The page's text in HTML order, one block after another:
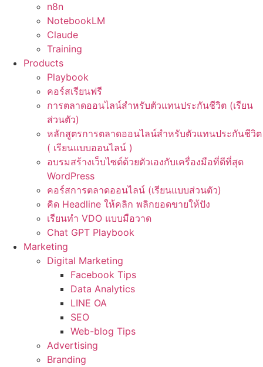
n8n
NotebookLM
Claude
Training
Products
Playbook
คอร์สเรียนฟรี
การตลาดออนไลน์สำหรับตัวแทนประกันชีวิต (เรียน
ส่วนตัว)
หลักสูตรการตลาดออนไลน์สำหรับตัวแทนประกันชีวิต
( เรียนแบบออนไลน์ )
อบรมสร้างเว็บไซต์ด้วยตัวเองกับเครื่องมือที่ดีที่สุด
WordPress
คอร์สการตลาดออนไลน์ (เรียนแบบส่วนตัว)
คิด Headline ให้คลิก พลิกยอดขายให้ปัง
เรียนทำ VDO แบบมือวาด
Chat GPT Playbook
Marketing
Digital Marketing
Facebook Tips
Data Analytics
LINE OA
SEO
Web-blog Tips
Advertising
Branding